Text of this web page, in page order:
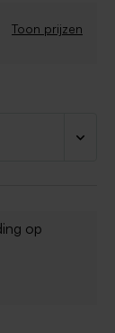
Toon prijzen
op